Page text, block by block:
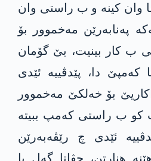
وان کینە و ب راستی وان
پەنابەرێن مه‌خموور بۆ
ب کار بینیت، بێ گۆمان
کەمپێ دا، پێدڤییه‌ ئێدی
بۆ خەلکێ مه‌خموور
کو ب راستی کەمپ ببیتە
ئێدی چ رێڤەبەرێن
هنارتن، جڤاتا گەل یا